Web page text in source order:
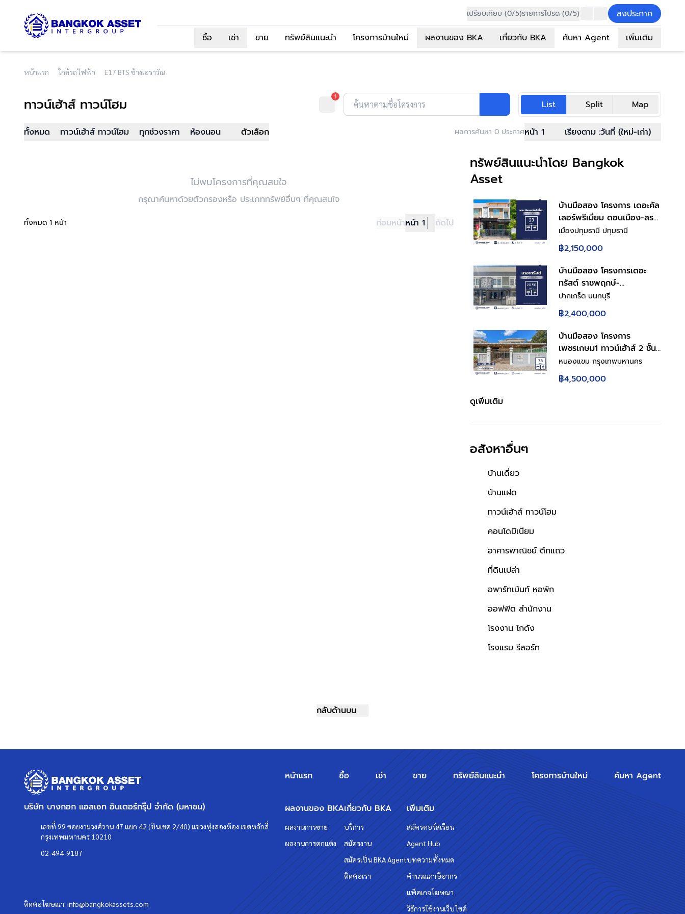
เปรียบเทียบ (0/5)รายการโปรด (0/5)
ลงประกาศ
ซื้อ
เช่า ขาย ทรัพย์สินแนะนำ โครงการบ้านใหม่ ผลงานของ BKA เกี่ยวกับ BKA ค้นหา Agent เพิ่มเติม
หน้าแรก ใกล้รถไฟฟ้า E17 BTS ช้างเอราวัณ
ทาวน์เฮ้าส์ ทาวน์โฮม 1
ค้นหาตามชื่อโครงการ List Split Map
ทั้งหมด ทาวน์เฮ้าส์ ทาวน์โฮม ทุกช่วงราคา ห้องนอน ตัวเลือก ผลการค้นหา 0 ประกาศหน้า 1 เรียงตาม :วันที่ (ใหม่-เก่า)
ไม่พบโครงการที่คุณสนใจ
กรุณาค้นหาด้วยตัวกรองหรือ ประเภททรัพย์อื่นๆ ที่คุณสนใจ
ทั้งหมด 1 หน้า ก่อนหน้าหน้า 1 ถัดไป
ทรัพย์สินแนะนำโดย Bangkok
Asset
บ้านมือสอง โครงการ เดอะคัล
เลอร์พรีเมี่ยม ดอนเมือง-สรง
ประภา ทาวน์เฮ้าส์ 2 ชั้น พื้นที่
ใช้สอย 126 ตร.ม. 4 ห้องนอน
2 ห้องน้ำ จอดรถ 1 คัน ทำเล
ดอนเมือง-สรงประภา ใกล้ห้าง
โรงพยาบาล โรงเรียน
เมืองปทุมธานี ปทุมธานี
฿2,150,000
บ้านมือสอง โครงการเดอะ
ทรัสต์ ราชพฤกษ์-
รัตนาธิเบศร์2 ทาวน์เฮ้าส์ 2
ชั้น พื้นที่ใช้สอย 113 ตร.ม. 3
ห้องนอน 3 ห้องน้ำ จอดรถ 2
คัน ทำเลราชพฤกษ์ ใกล้ห้าง
โรงพยาบาล โรงเรียน
ปากเกร็ด นนทบุรี
฿2,400,000
บ้านมือสอง โครงการ
เพชรเกษม1 ทาวน์เฮ้าส์ 2 ชั้น
พื้นที่ใช้สอย 180 ตร.ม. 3
ห้องนอน 3 ห้องน้ำ จอดรถ 2
คัน ทำเลเพชรเกษม เดินทาง
หนองแขม กรุงเทพมหานคร
฿4,500,000
ดูเพิ่มเติม
อสังหาอื่นๆ
บ้านเดี่ยว
บ้านแฝด
ทาวน์เฮ้าส์ ทาวน์โฮม
คอนโดมิเนียม
อาคารพาณิชย์ ตึกแถว
ที่ดินเปล่า
อพาร์ทเม้นท์ หอพัก
ออฟฟิต สำนักงาน
โรงงาน โกดัง
โรงแรม รีสอร์ท
กลับด้านบน
บริษัท บางกอก แอสเซท อินเตอร์กรุ๊ป จำกัด (มหาชน)
เลขที่ 99 ซอยงามวงศ์วาน 47 แยก 42 (ชินเขต 2/40) แขวงทุ่งสองห้อง เขตหลักสี่
กรุงเทพมหานคร 10210
02-494-9187
ติดต่อโฆษณา: info@bangkokassets.com
หน้าแรก ซื้อ เช่า ขาย ทรัพย์สินแนะนำ โครงการบ้านใหม่ ค้นหา Agent
ผลงานของ BKA
ผลงานการขาย
ผลงานการตกแต่ง
เกี่ยวกับ BKA
บริการ
สมัครงาน
สมัครเป็น BKA Agent
ติดต่อเรา
เพิ่มเติม
สมัครคอร์สเรียน
Agent Hub
บทความทั้งหมด
คำนวณภาษีอากร
แพ็คเกจโฆษณา
วิธีการใช้งานเว็บไซต์